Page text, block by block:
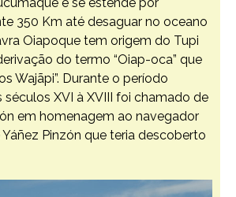
350 Km até desaguar no oceano
Oiapoque tem origem do Tupi
do termo “Oiap-oca” que
Wajãpi”. Durante o período
XVI à XVIII foi chamado de
em homenagem ao navegador
Pinzón que teria descoberto